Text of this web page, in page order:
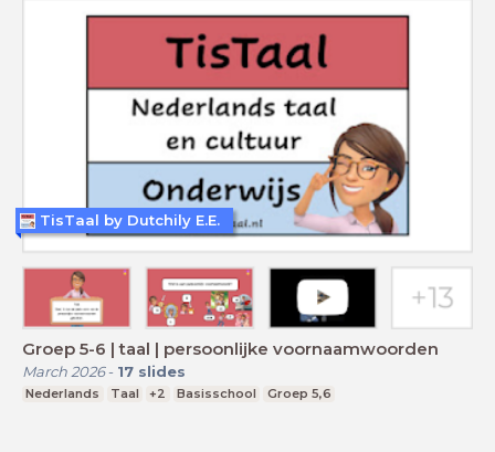
Groep 5-6 | taal | persoonlijke voornaamwoorden
March 2026- 17 slides
Nederlands Taal +2 Basisschool Groep 5,6
TisTaal by Dutchily E.E.